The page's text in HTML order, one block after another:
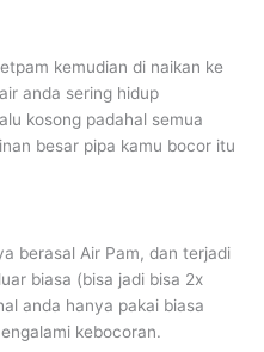
kemudian di naikan ke
anda sering hidup
kosong padahal semua
besar pipa kamu bocor itu
berasal Air Pam, dan terjadi
biasa (bisa jadi bisa 2x
anda hanya pakai biasa
kebocoran.